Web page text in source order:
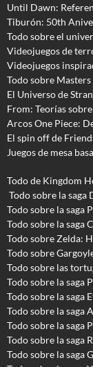
Until Dawn:
Tiburón: 50th
Todo sobre el
Videojuegos de
Videojuegos
Todo sobre
El Universo de
From: Teorías
Arcos One Piece:
El spin off de
Juegos de mesa
Todo de Kingdom
Todo sobre la saga
Todo sobre la saga
Todo sobre la saga
Todo sobre Zelda:
Todo sobre
Todo sobre las
Todo sobre la saga
Todo sobre la saga
Todo sobre la saga
Todo sobre la saga
Todo sobre la saga
Todo sobre la saga